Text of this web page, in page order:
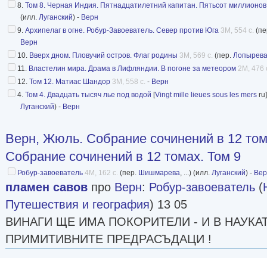
8. Том 8. Черная Индия. Пятнадцатилетний капитан. Пятьсот
(илл. Луганский) - Верн
9. Архипелаг в огне. Робур-Завоеватель. Север против Юга 3M, 554 с.
Верн
10. Вверх дном. Пловучий остров. Флаг родины 3M, 569 с. (пер. Лопырева
11. Властелин мира. Драма в Лифляндии. В погоне за метеором 2M, 476
12. Том 12. Матиас Шандор 3M, 558 с. - Верн
4. Том 4. Двадцать тысяч лье под водой [Vingt mille lieues sous les mers
Луганский) - Верн
Верн, Жюль. Собрание сочинений в 12
Собрание сочинений в 12 томах. Том 9
Робур-завоеватель 4M, 162 с. (пер. Шишмарева, ...) (илл. Луганский) -
пламен савов про Верн: Робур-завоеватель (
Путешествия и география) 13 05
ВИНАГИ ЩЕ ИМА ПОКОРИТЕЛИ - И В
ПРИМИТИВНИТЕ ПРЕДРАСЪДАЦИ !